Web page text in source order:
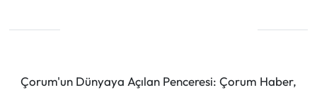
Çorum'un Dünyaya Açılan Penceresi: Çorum Haber,